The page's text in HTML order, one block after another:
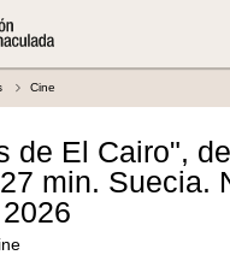
Cine
de El Cairo",
min. Suecia.